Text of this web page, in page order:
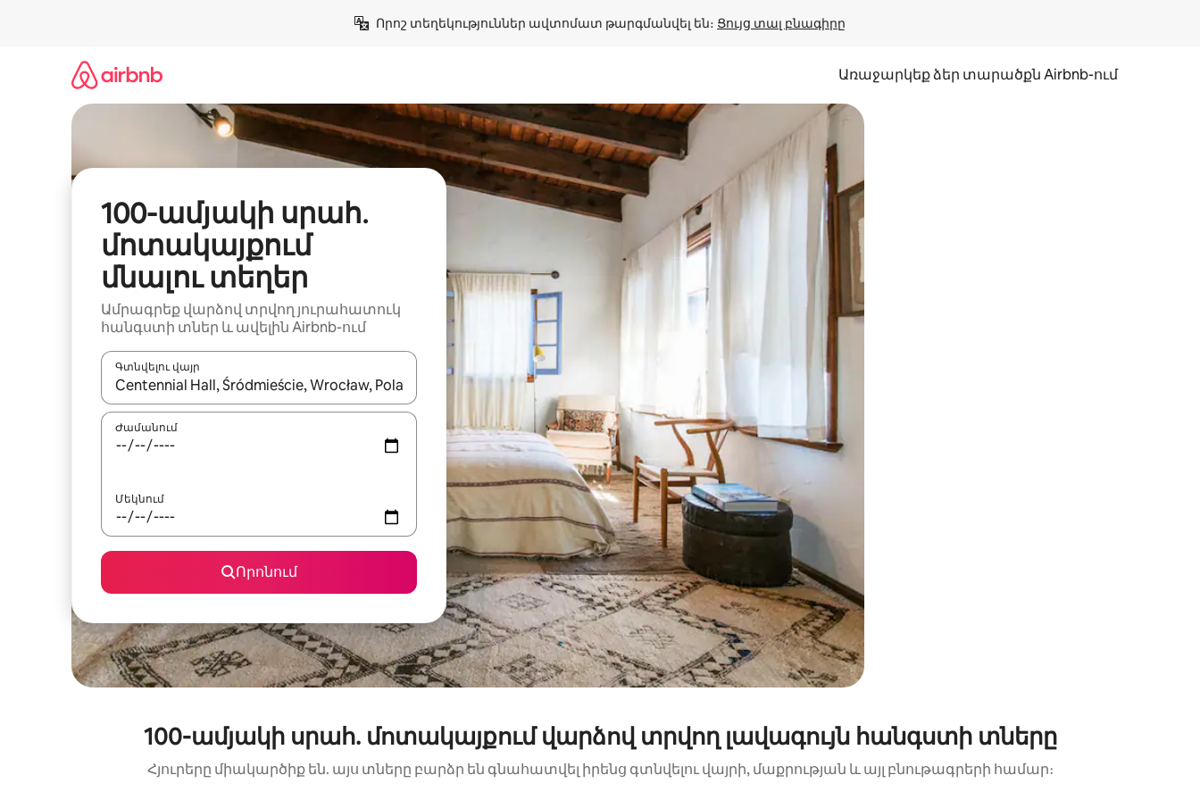
Որոշ տեղեկություններ ավտոմատ թարգմանվել են։ Ցույց տալ բնագիրը
Առաջարկեք ձեր տարածքն Airbnb-ում
100-ամյակի սրահ․
մոտակայքում
մնալու տեղեր
Ամրագրեք վարձով տրվող յուրահատուկ
հանգստի տներ և ավելին Airbnb-ում
Գտնվելու վայր
Երբ արդյունքները հասանելի լինեն, սլաքների ստեղներով նավարկեք վեր և վար կամ ուսումնասիրեք հպելով կամ մատը սահեցնելով։
Ժամանում
Մեկնում
Որոնում
100-ամյակի սրահ. մոտակայքում վարձով տրվող լավագույն հանգստի տները
Հյուրերը միակարծիք են. այս տները բարձր են գնահատվել իրենց գտնվելու վայրի, մաքրության և այլ բնութագրերի համար։